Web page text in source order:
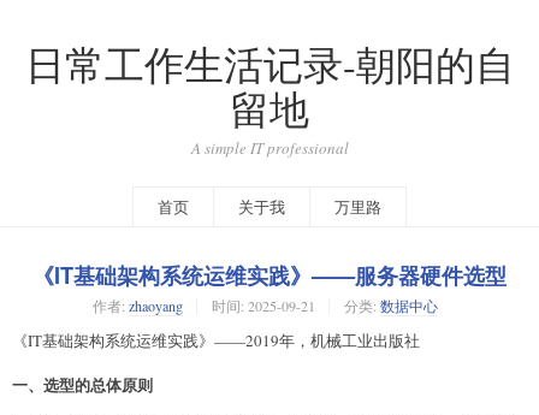
日常工作生活记录-朝阳的自
留地
A simple IT professional
首页 关于我 万里路
《IT基础架构系统运维实践》——服务器硬件选型
作者: zhaoyang 时间: 2025-09-21 分类: 数据中心
《IT基础架构系统运维实践》——2019年，机械工业出版社
一、选型的总体原则